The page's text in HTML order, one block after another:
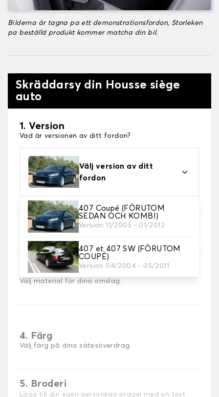
Bilderna är tagna pa ett demonstrationsfordon, Storleken
pa beställd produkt kommer matcha din bil.
Skräddarsy din Housse siège
auto
1. Version
Vad är versionen av ditt fordon?
Välj version av ditt
fordon
407 Coupé (FÖRUTOM
SEDAN OCH KOMBI)
Version 11/2005 - 01/2012
407 et 407 SW (FÖRUTOM
COUPÉ)
Version 04/2004 - 05/2011
2. Val av spel
3. Material
Välj material för dina omslag.
4. Färg
Välj färg på dina sätesöverdrag.
5. Broderi
Lägg till din egen personliga prägel med en text